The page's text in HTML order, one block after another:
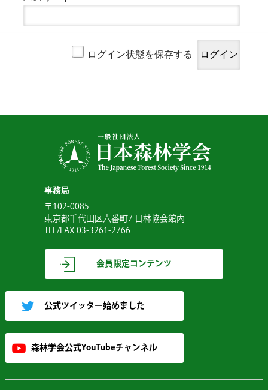
ログイン状態を保存する
事務局
〒102-0085
東京都千代田区六番町7 日林協会館内
TEL/FAX 03-3261-2766
会員限定コンテンツ
公式ツイッター始めました
森林学会公式YouTubeチャンネル